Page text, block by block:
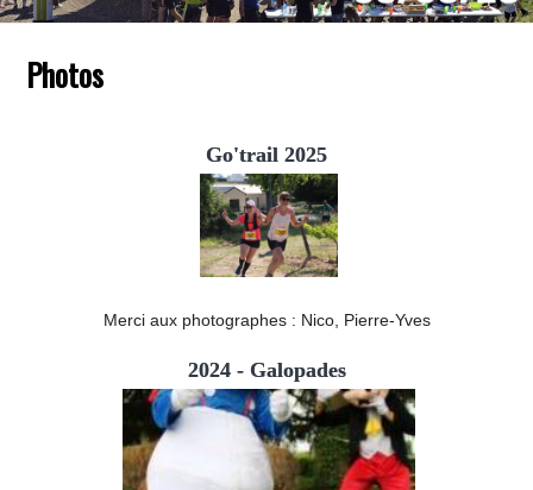
Photos
Go'trail 2025
Merci aux photographes : Nico, Pierre-Yves
2024 - Galopades